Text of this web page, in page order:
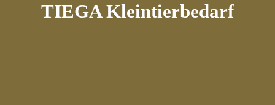
TIEGA Kleintierbedarf